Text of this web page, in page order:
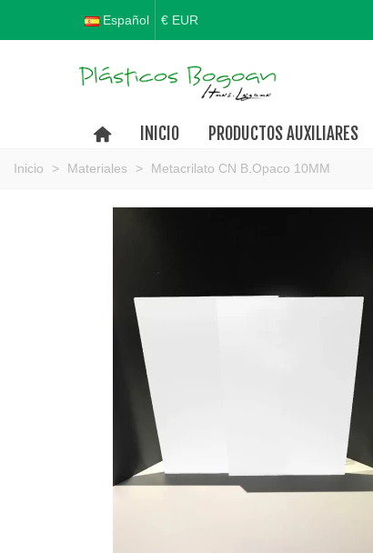
Español € EUR
INICIO PRODUCTOS AUXILIARES
Inicio > Materiales > Metacrilato CN B.Opaco 10MM